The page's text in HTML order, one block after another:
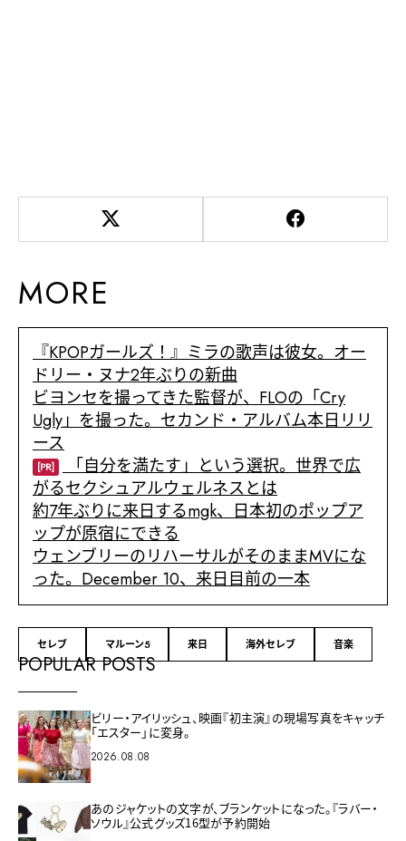
MORE
『KPOPガールズ！』ミラの歌声は彼女。オー
ドリー・ヌナ2年ぶりの新曲
ビヨンセを撮ってきた監督が、FLOの「Cry
Ugly」を撮った。セカンド・アルバム本日リリ
ース
[PR]
「自分を満たす」という選択。世界で広
がるセクシュアルウェルネスとは
約7年ぶりに来日するmgk、日本初のポップア
ップが原宿にできる
ウェンブリーのリハーサルがそのままMVにな
った。December 10、来日目前の一本
セレブ マルーン5 来日 海外セレブ 音楽
POPULAR POSTS
ビリー・アイリッシュ、映画『初主演』の現場写真をキャッチ
「エスター」に変身。
2026.08.08
あのジャケットの文字が、ブランケットになった。『ラバー・
ソウル』公式グッズ16型が予約開始